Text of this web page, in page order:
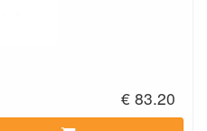
€ 83.20